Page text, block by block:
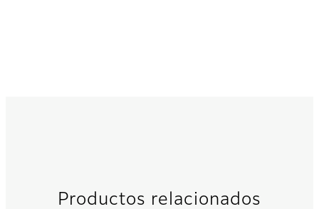
Productos relacionados